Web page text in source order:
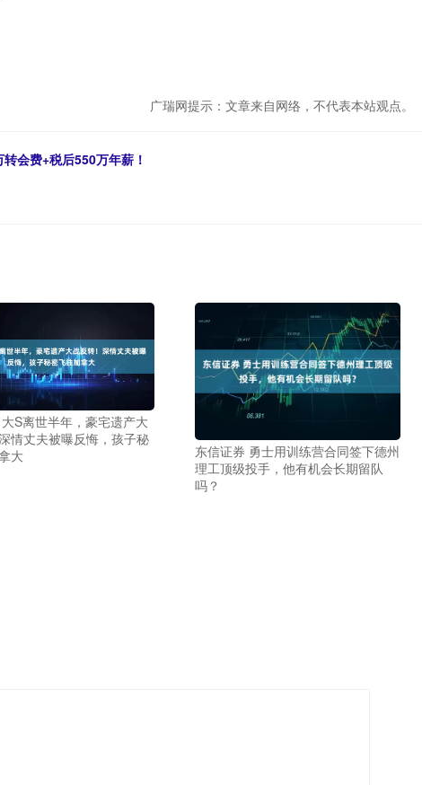
广瑞网提示：文章来自网络，不代表本站观点。
会费+税后550万年薪！
S离世半年，豪宅遗产大
情丈夫被曝反悔，孩子秘
大
东信证券 勇士用训练营合同签下德州
理工顶级投手，他有机会长期留队
吗？